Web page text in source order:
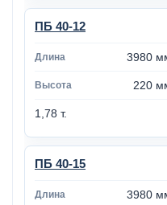
ПБ 40-12
3980
220
1,78 т.
ПБ 40-15
3980